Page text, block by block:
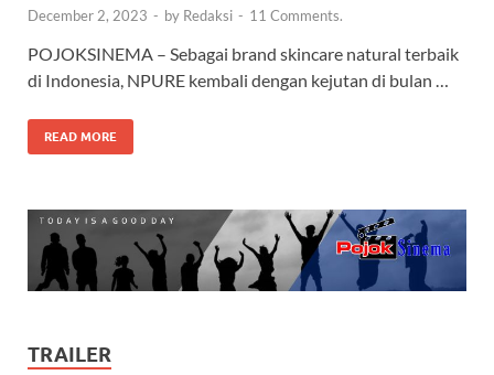
December 2, 2023 - by Redaksi - 11 Comments.
POJOKSINEMA – Sebagai brand skincare natural terbaik
di Indonesia, NPURE kembali dengan kejutan di bulan …
READ MORE
TRAILER